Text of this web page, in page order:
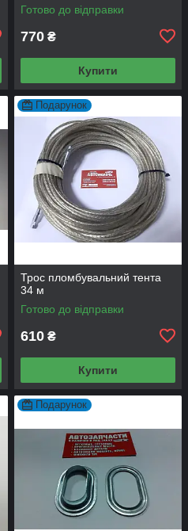
Готово до відправки
770 ₴
Купити
Подарунок
Трос пломбувальний тента
34 м
Готово до відправки
610 ₴
Купити
Подарунок